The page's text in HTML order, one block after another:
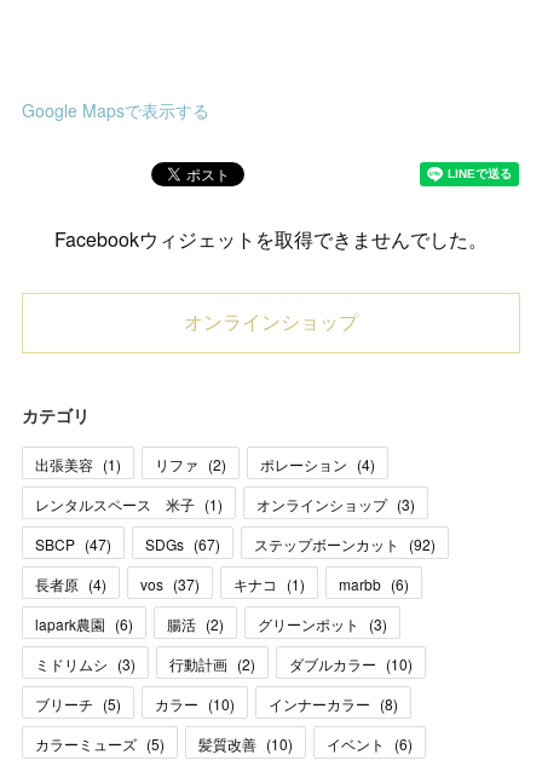
Google Mapsで表示する
Facebookウィジェットを取得できませんでした。
オンラインショップ
カテゴリ
出張美容 (1) リファ (2) ポレーション (4)
レンタルスペース 米子 (1) オンラインショップ (3)
SBCP (47) SDGs (67) ステップボーンカット (92)
長者原 (4) vos (37) キナコ (1) marbb (6)
lapark農園 (6) 腸活 (2) グリーンポット (3)
ミドリムシ (3) 行動計画 (2) ダブルカラー (10)
ブリーチ (5) カラー (10) インナーカラー (8)
カラーミューズ (5) 髪質改善 (10) イベント (6)